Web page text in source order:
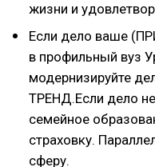
жизни и
Если дело ваше
в профильный вуз
модернизируйте
ТРЕНД.Если дело
семейное
страховку.
сферу.